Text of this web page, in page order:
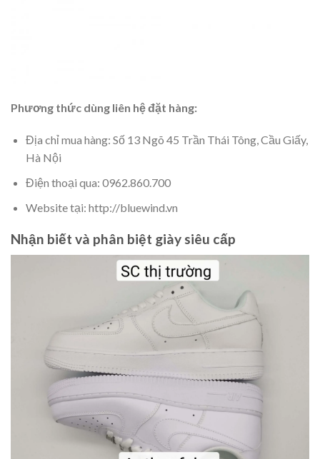
Phương thức dùng liên hệ đặt hàng:
Địa chỉ mua hàng: Số 13 Ngõ 45 Trần Thái Tông, Cầu Giấy,
Hà Nội
Điện thoại qua: 0962.860.700
Website tại: http://bluewind.vn
Nhận biết và phân biệt giày siêu cấp